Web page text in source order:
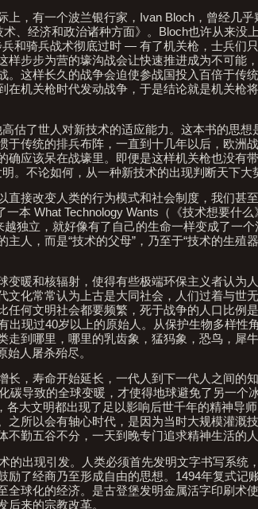
，有一个波兰银行家，Ivan Bloch，曾经几乎
、经济和政治诸种方面》。Bloch也许从来没
和骑兵战术彻底过时 — 有了机关枪，士兵们
步步为营的壕沟战会让快速推进成为不可能
。这样长久的战争会迫使参战国投入百倍于传
机关枪时代发动战争，于是结论就是机关枪
估了世人对新技术的适应能力。这本书的思
传统的排兵布阵，一直到十几年以后，欧洲
确应该呆在战壕里。即便是这样机关枪也没有
。不论如何，从一种新技术的出现判断天下大
接改变人类的行为模式和社会制度，我们甚
本 What Technology Wants（《技术想要什
独立，就好像有了自己的生命一样变成了一个
人，而是“技术的父母”，乃至于“技术的生殖
暖和核辐射，使得有些极端环保主义者认为
文化常常认为上古是大同社会，人们过着与世
何文明社会都要频繁，死于战争的人口比例
出现过40岁以上的原始人。从保护生物多样性
走到哪里，哪里的乳齿象，猛犸象，恐鸟，犀
人屠杀殆尽。
，寿命开始延长，一代人到下一代人之间的
碳导致的全球变暖，才使得地球避免了另一个
各大文明都出现了足以影响后世千年的精神导
所以会有轴心时代，是因为当时大规模灌溉
勤五谷不分，一天到晚专门追求精神生活的人
的出现引发。人类必须首先发明文字书写系统
了经商乃至形成自由的思想。1494年复式记
球化的经济。是古登堡发明金属活字印刷术
来的宗教改革。